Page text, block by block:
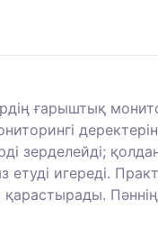
ғарыштық
зерделейді;
игереді.
Пәннің